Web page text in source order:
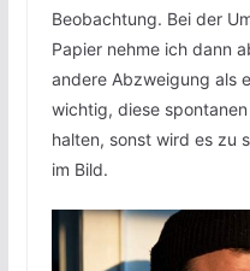
Beobachtung. Bei der
Papier nehme ich dann
andere Abzweigung als
wichtig, diese
halten, sonst wird es zu
im Bild.